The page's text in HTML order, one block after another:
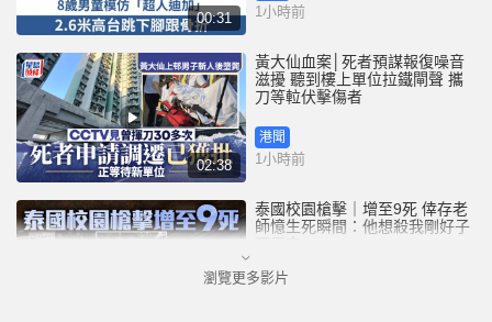
00:31 1小時前
02:38
黃大仙血案│死者預謀報復噪音
滋擾 聽到樓上單位拉鐵閘聲 攜
刀等𨋢伏擊傷者
港聞
1小時前
泰國校園槍擊｜增至9死 倖存老
師憶生死瞬間：他想殺我剛好子
國際
瀏覽更多影片